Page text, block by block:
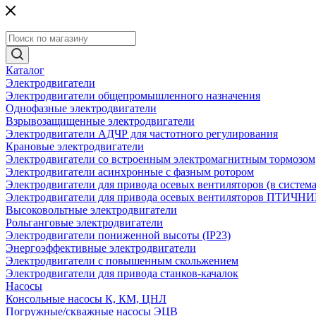
Каталог
Электродвигатели
Электродвигатели общепромышленного назначения
Однофазные электродвигатели
Взрывозащищенные электродвигатели
Электродвигатели АДЧР для частотного регулирования
Крановые электродвигатели
Электродвигатели со встроенным электромагнитным тормозом
Электродвигатели асинхронные с фазным ротором
Электродвигатели для привода осевых вентиляторов (в
Электродвигатели для привода осевых вентиляторов
Высоковольтные электродвигатели
Рольганговые электродвигатели
Электродвигатели пониженной высоты (IP23)
Энергоэффективные электродвигатели
Электродвигатели с повышенным скольжением
Электродвигатели для привода станков-качалок
Насосы
Консольные насосы К, КМ, ЦНЛ
Погружные/скважные насосы ЭЦВ